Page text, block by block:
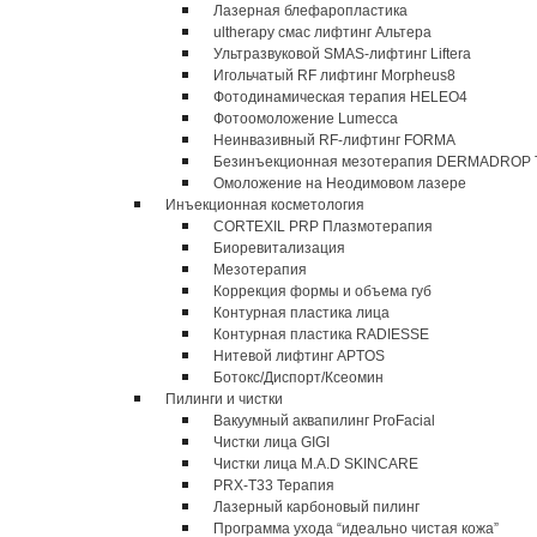
Лазерная блефаропластика
ultherapy смас лифтинг Альтера
Ультразвуковой SMAS-лифтинг Liftera
Игольчатый RF лифтинг Morpheus8
Фотодинамическая терапия HELEO4
Фотоомоложение Lumecca
Неинвазивный RF-лифтинг FORMA
Безинъекционная мезотерапия
Омоложение на Неодимовом лазере
Инъекционная косметология
CORTEXIL PRP Плазмотерапия
Биоревитализация
Мезотерапия
Коррекция формы и объема губ
Контурная пластика лица
Контурная пластика RADIESSE
Нитевой лифтинг APTOS
Ботокс/Диспорт/Ксеомин
Пилинги и чистки
Вакуумный аквапилинг ProFacial
Чистки лица GIGI
Чистки лица M.A.D SKINCARE
PRX-T33 Терапия
Лазерный карбоновый пилинг
Программа ухода “идеально чистая кожа”